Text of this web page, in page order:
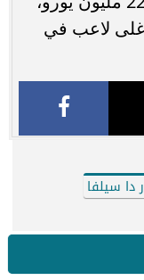
أغلى لاعب في
دا سيلفا